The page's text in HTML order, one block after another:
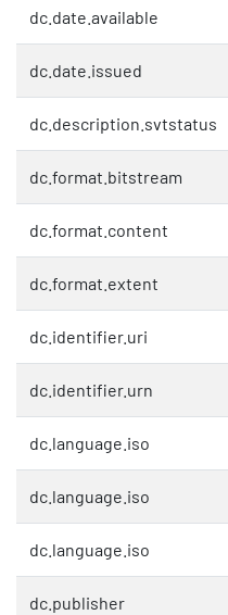
dc.date.available
dc.date.issued
dc.description.svtstatus
dc.format.bitstream
dc.format.content
dc.format.extent
dc.identifier.uri
dc.identifier.urn
dc.language.iso
dc.language.iso
dc.language.iso
dc.publisher